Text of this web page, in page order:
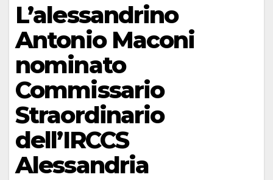
L’alessandrino
Antonio Maconi
nominato
Commissario
Straordinario
dell’IRCCS
Alessandria